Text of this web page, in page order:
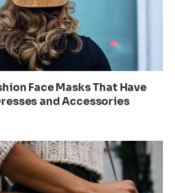
Face Masks That Have
and Accessories